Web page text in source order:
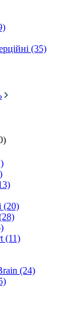
(35)
(20)
(11)
(24)